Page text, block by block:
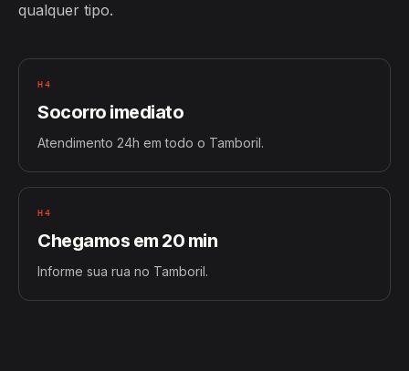
qualquer tipo.
H4
Socorro imediato
Atendimento 24h em todo o Tamboril.
H4
Chegamos em 20 min
Informe sua rua no Tamboril.